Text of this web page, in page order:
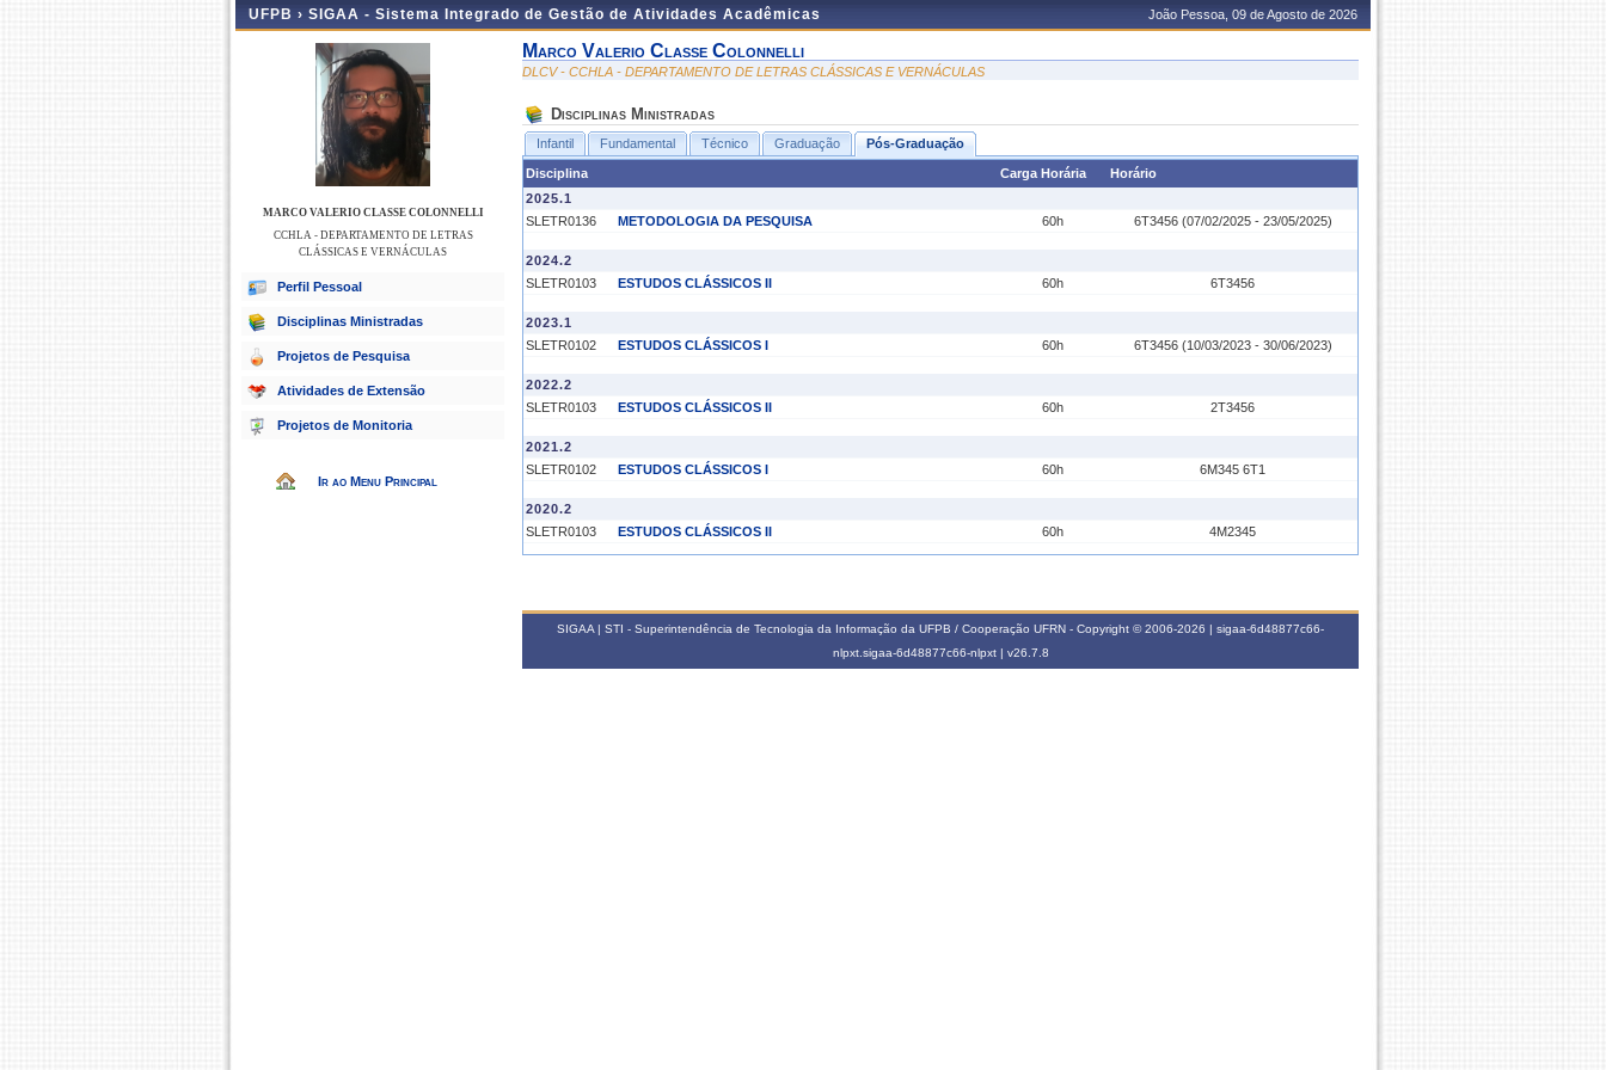
UFPB › SIGAA - Sistema Integrado de Gestão de Atividades Acadêmicas João Pessoa, 09 de Agosto de 2026
MARCO VALERIO CLASSE COLONNELLI
CCHLA - DEPARTAMENTO DE LETRAS
CLÁSSICAS E VERNÁCULAS
Perfil Pessoal
Disciplinas Ministradas
Projetos de Pesquisa
Atividades de Extensão
Projetos de Monitoria
Ir ao Menu Principal
Marco Valerio Classe Colonnelli
DLCV - CCHLA - DEPARTAMENTO DE LETRAS CLÁSSICAS E VERNÁCULAS
Disciplinas Ministradas
Infantil Fundamental Técnico Graduação Pós-Graduação
Disciplina Carga Horária
Horário
2025.1
SLETR0136
METODOLOGIA DA PESQUISA 60h 6T3456 (07/02/2025 - 23/05/2025)
2024.2
SLETR0103
ESTUDOS CLÁSSICOS II 60h 6T3456
2023.1
SLETR0102
ESTUDOS CLÁSSICOS I 60h 6T3456 (10/03/2023 - 30/06/2023)
2022.2
SLETR0103
ESTUDOS CLÁSSICOS II 60h 2T3456
2021.2
SLETR0102
ESTUDOS CLÁSSICOS I 60h 6M345 6T1
2020.2
SLETR0103
ESTUDOS CLÁSSICOS II 60h 4M2345
2018.2
60h
SIGAA | STI - Superintendência de Tecnologia da Informação da UFPB / Cooperação UFRN - Copyright © 2006-2026 | sigaa-6d48877c66-
nlpxt.sigaa-6d48877c66-nlpxt | v26.7.8